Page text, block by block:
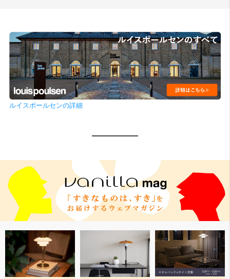
ルイスポールセンの詳細